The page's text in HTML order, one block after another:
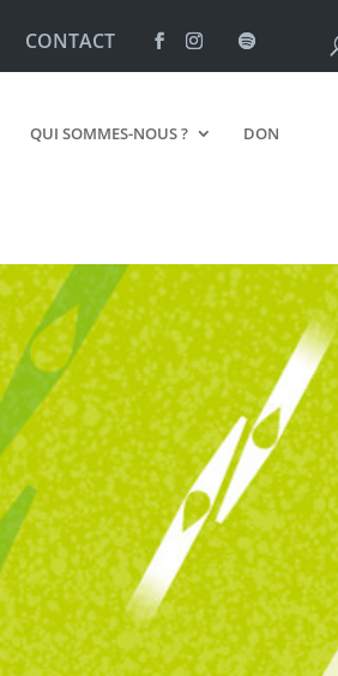
CONTACT
QUI SOMMES-NOUS ? DON